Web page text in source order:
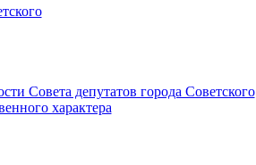
Совета депутатов города Советского
характера